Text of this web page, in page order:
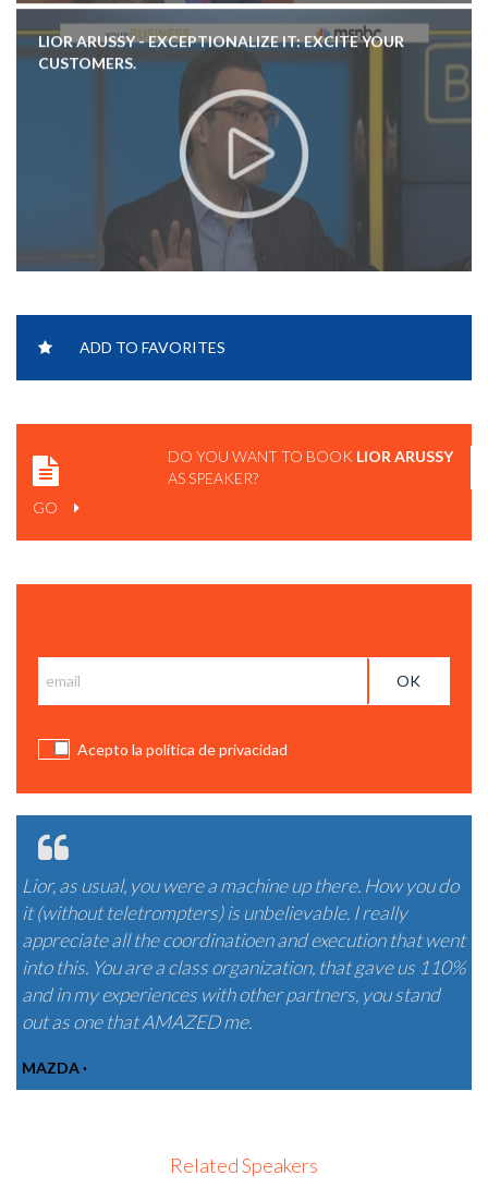
LIOR ARUSSY - EXCEPTIONALIZE IT: EXCITE YOUR
CUSTOMERS.
LIOR ARUSSY - VIDEO REEL.
ADD TO FAVORITES
DO YOU WANT TO BOOK LIOR ARUSSY
AS SPEAKER?
GO
Acepto la política de privacidad
Lior, as usual, you were a machine up there. How you do
it (without teletrompters) is unbelievable. I really
appreciate all the coordinatioen and execution that went
into this. You are a class organization, that gave us 110%
and in my experiences with other partners, you stand
out as one that AMAZED me.
MAZDA ·
Related Speakers